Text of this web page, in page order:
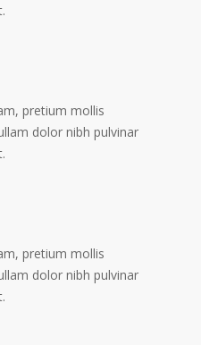
pretium mollis
dolor nibh pulvinar
pretium mollis
dolor nibh pulvinar